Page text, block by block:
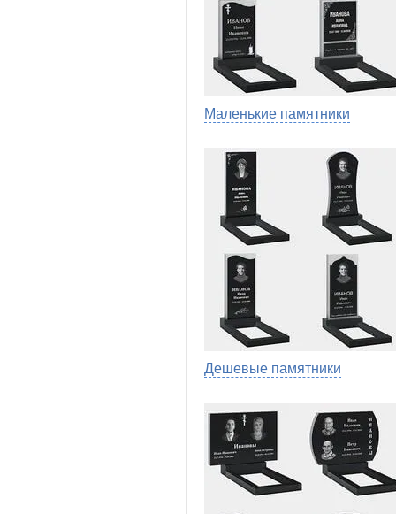
Маленькие памятники
Дешевые памятники